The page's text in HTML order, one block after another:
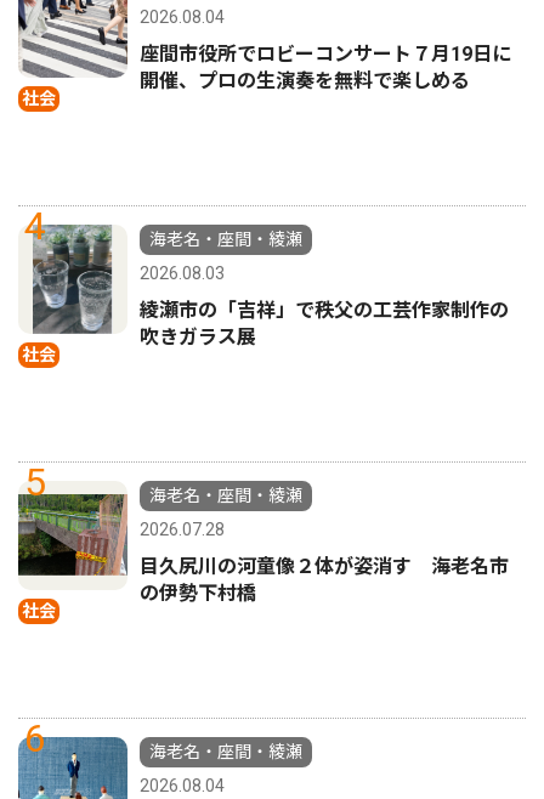
社会
2026.08.04
座間市役所でロビーコンサート７月19日に
開催、プロの生演奏を無料で楽しめる
4
社会
海老名・座間・綾瀬
2026.08.03
綾瀬市の「吉祥」で秩父の工芸作家制作の
吹きガラス展
5
社会
海老名・座間・綾瀬
2026.07.28
目久尻川の河童像２体が姿消す 海老名市
の伊勢下村橋
6
海老名・座間・綾瀬
2026.08.04